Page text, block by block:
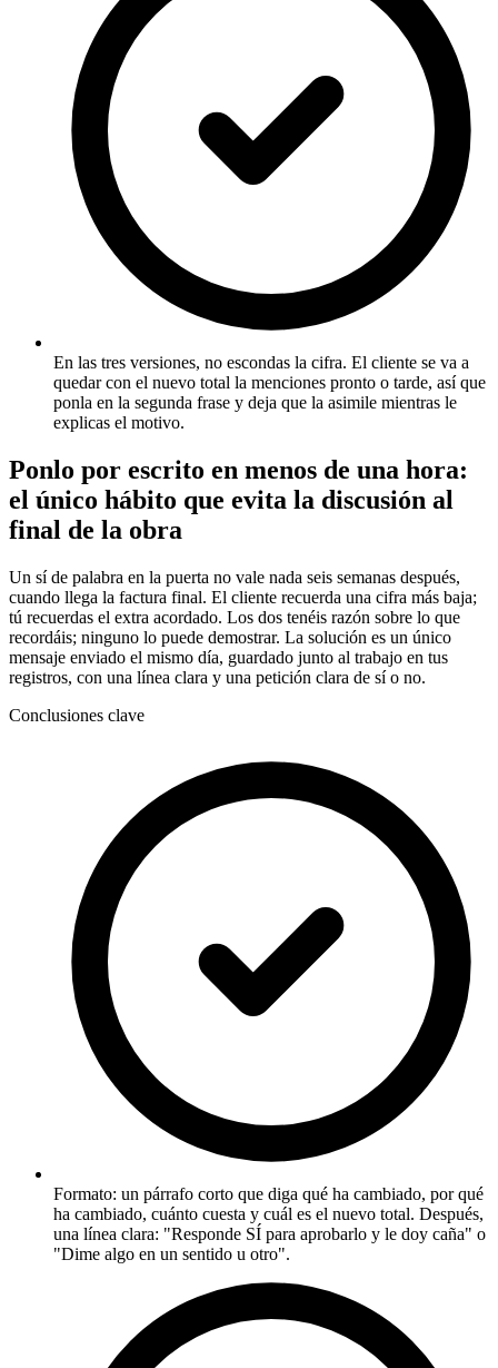
En las tres versiones, no escondas la cifra. El cliente se va a
quedar con el nuevo total la menciones pronto o tarde, así que
ponla en la segunda frase y deja que la asimile mientras le
explicas el motivo.
Ponlo por escrito en menos de una hora:
el único hábito que evita la discusión al
final de la obra
Un sí de palabra en la puerta no vale nada seis semanas después,
cuando llega la factura final. El cliente recuerda una cifra más baja;
tú recuerdas el extra acordado. Los dos tenéis razón sobre lo que
recordáis; ninguno lo puede demostrar. La solución es un único
mensaje enviado el mismo día, guardado junto al trabajo en tus
registros, con una línea clara y una petición clara de sí o no.
Conclusiones clave
Formato: un párrafo corto que diga qué ha cambiado, por qué
ha cambiado, cuánto cuesta y cuál es el nuevo total. Después,
una línea clara: "Responde SÍ para aprobarlo y le doy caña" o
"Dime algo en un sentido u otro".